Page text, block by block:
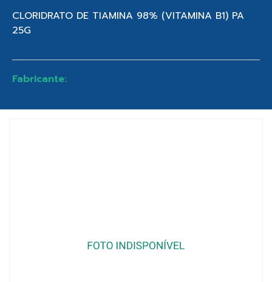
CLORIDRATO DE TIAMINA 98% (VITAMINA B1) PA
25G
Fabricante: